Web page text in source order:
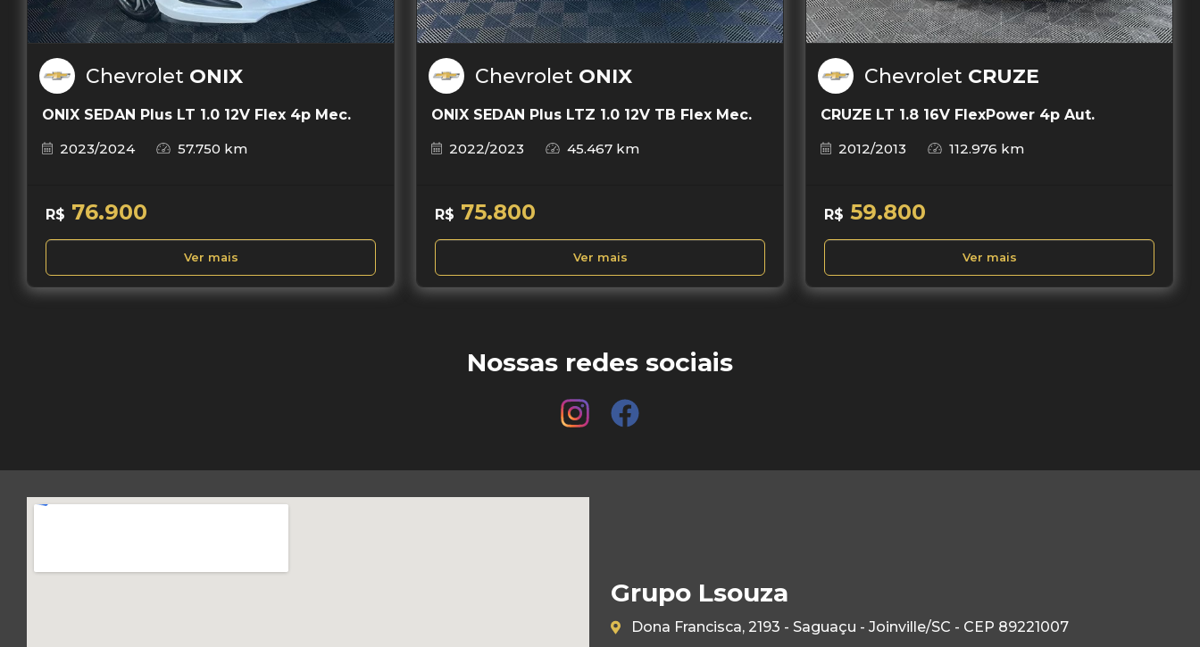
Chevrolet ONIX
ONIX SEDAN Plus LT 1.0 12V Flex 4p Mec.
2023/2024
57.750 km
R$ 76.900
Ver mais
Chevrolet ONIX
ONIX SEDAN Plus LTZ 1.0 12V TB Flex Mec.
2022/2023
45.467 km
R$ 75.800
Ver mais
Chevrolet CRUZE
CRUZE LT 1.8 16V FlexPower 4p Aut.
2012/2013
112.976 km
R$ 59.800
Ver mais
Nossas redes sociais
Grupo Lsouza
Dona Francisca, 2193 - Saguaçu - Joinville/SC - CEP 89221007